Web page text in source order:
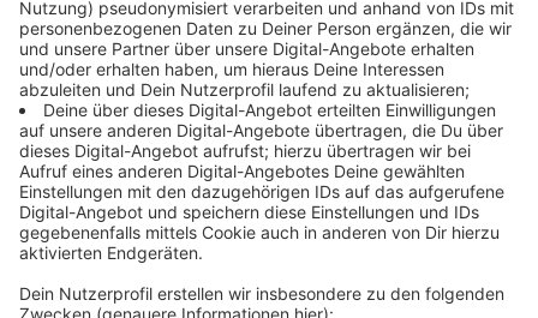
angeschafft, denn sie argumentieren, dass es in der
Pandemie notwendig gewesen sei, zwei Hunde zu
halten, um fehlende Sozialkontakte auszugleichen. Der
Bundesgesundheitsminister habe die Anschaffung
eines Hundes empfohlen, deswegen sei es
verfassungswidrig, Hundesteuer dafür zu erheben.
Außerdem, so das Ehepaar, hätten sie die Hunde aus
einem Tierheim genommen und den Staat so finanziell
entlastet. Bei der Gerichtsverhandlung geht es
Hundesteuer für das Jahr 2021.